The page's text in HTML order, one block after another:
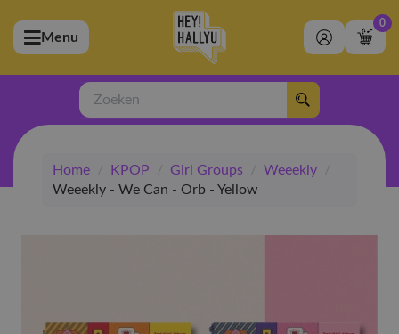
(Artiesten)
(Merchandise)
(Exclusive)
(Winkel)
Menu
0
Zoeken
Home / KPOP / Girl Groups / Weeekly
/
Weeekly - We Can - Orb - Yellow